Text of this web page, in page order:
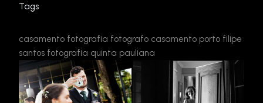
Tags
casamento fotografia fotografo casamento porto filipe
santos fotografia quinta pauliana